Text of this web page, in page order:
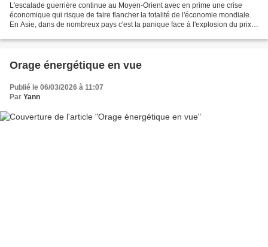
L'escalade guerrière continue au Moyen-Orient avec en prime une crise
économique qui risque de faire flancher la totalité de l'économie mondiale.
En Asie, dans de nombreux pays c'est la panique face à l'explosion du prix
Orage énergétique en vue
Publié le 06/03/2026 à 11:07
Par Yann